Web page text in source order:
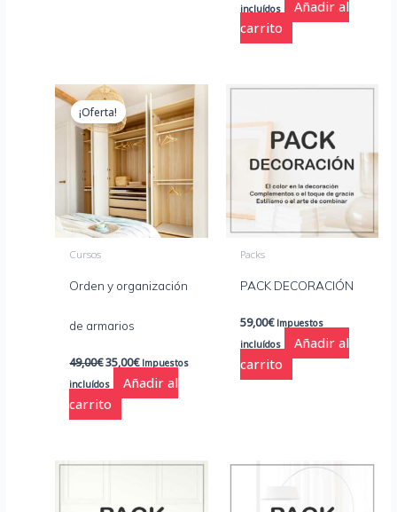
incluídos
Añadir al
carrito
¡Oferta!
Cursos
Orden y organización
de armarios
49,00€
El
precio
original
era:
49,00€.
35,00€
El
precio
actual
es:
35,00€.
Impuestos
incluídos
Añadir al
carrito
Packs
PACK DECORACIÓN
59,00€ Impuestos
incluídos
Añadir al
carrito